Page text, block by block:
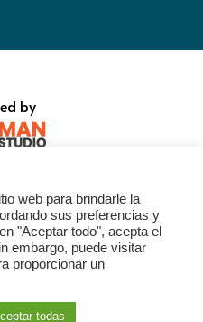
by
web para brindarle la
sus preferencias y
"Aceptar todo", acepta el
embargo, puede visitar
proporcionar un
todas